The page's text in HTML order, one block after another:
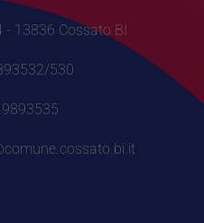
- 13836 Cossato BI
530